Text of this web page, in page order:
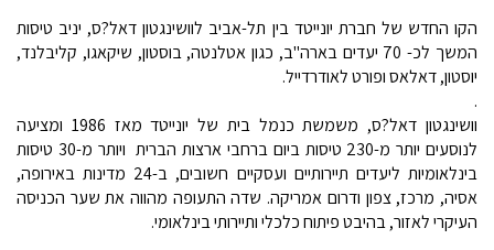
הקו החדש של חברת יונייטד בין תל-אביב לוושינגטון דאל?ס, יניב טיסות
המשך לכ- 70 יעדים בארה"ב, כגון אטלנטה, בוסטון, שיקאגו, קליבלנד,
יוסטון, דאלאס ופורט לאודרדייל.
.
וושינגטון דאל?ס, משמשת כנמל בית של יונייטד מאז 1986 ומציעה
לנוסעים יותר מ-230 טיסות ביום ברחבי ארצות הברית ויותר מ-30 טיסות
בינלאומיות ליעדים תיירותיים ועסקיים חשובים, ב-24 מדינות באירופה,
אסיה, מרכז, צפון ודרום אמריקה. שדה התעופה מהווה את שער הכניסה
העיקרי לאזור, בהיבט פיתוח כלכלי ותיירותי בינלאומי.